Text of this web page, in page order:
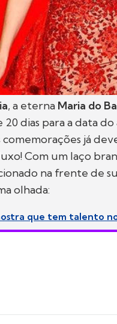
, a eterna Maria do
dias para a data
já
Com um laço
na frente de
olhada:
que tem talento